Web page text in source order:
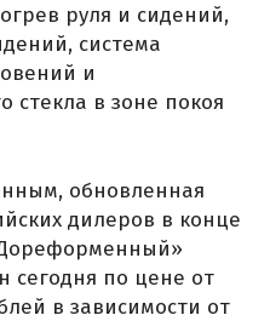
руля и сидений,
система
и
стекла в зоне покоя
обновленная
дилеров в конце
сегодня по цене от
в зависимости от